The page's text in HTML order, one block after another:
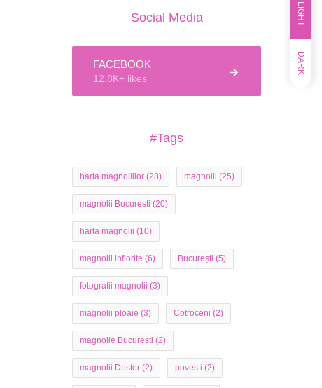
LIGHT
DARK
Social Media
FACEBOOK
12.8K+ likes
#Tags
harta magnoliilor (28) magnolii (25)
magnolii Bucuresti (20)
harta magnolii (10)
magnolii inflorite (6) București (5)
fotografii magnolii (3)
magnolii ploaie (3) Cotroceni (2)
magnolie Bucuresti (2)
magnolii Dristor (2) povesti (2)